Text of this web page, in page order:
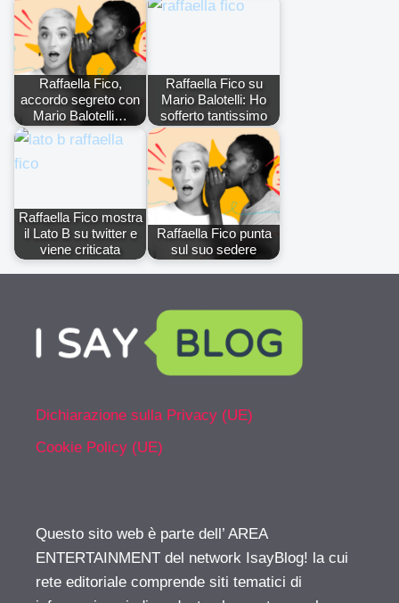
Raffaella Fico,
accordo segreto con
Mario Balotelli…
Raffaella Fico su
Mario Balotelli: Ho
sofferto tantissimo
Raffaella Fico mostra
il Lato B su twitter e
viene criticata
Raffaella Fico punta
sul suo sedere
Dichiarazione sulla Privacy (UE)
Cookie Policy (UE)
Questo sito web è parte dell’ AREA
ENTERTAINMENT del network IsayBlog! la cui
rete editoriale comprende siti tematici di